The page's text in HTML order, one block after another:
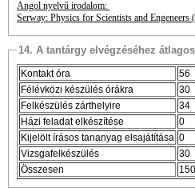
Angol nyelvű irodalom:
Serway: Physics for Scientists and Engeneers
14. A tantárgy elvégzéséhez
Kontakt óra
56
Félévközi készülés órákra
30
Felkészülés zárthelyire
34
Házi feladat elkészítése
0
Kijelölt írásos tananyag elsajátítása 0
Vizsgafelkészülés
30
Összesen
150